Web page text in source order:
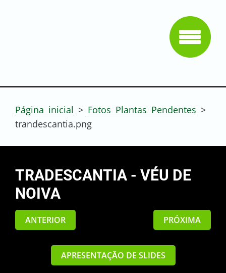
Página inicial > Fotos Plantas Pendentes >
trandescantia.png
TRADESCANTIA - VÉU DE
NOIVA
ANTERIOR PRÓXIMA
APRESENTAÇÃO DE SLIDES